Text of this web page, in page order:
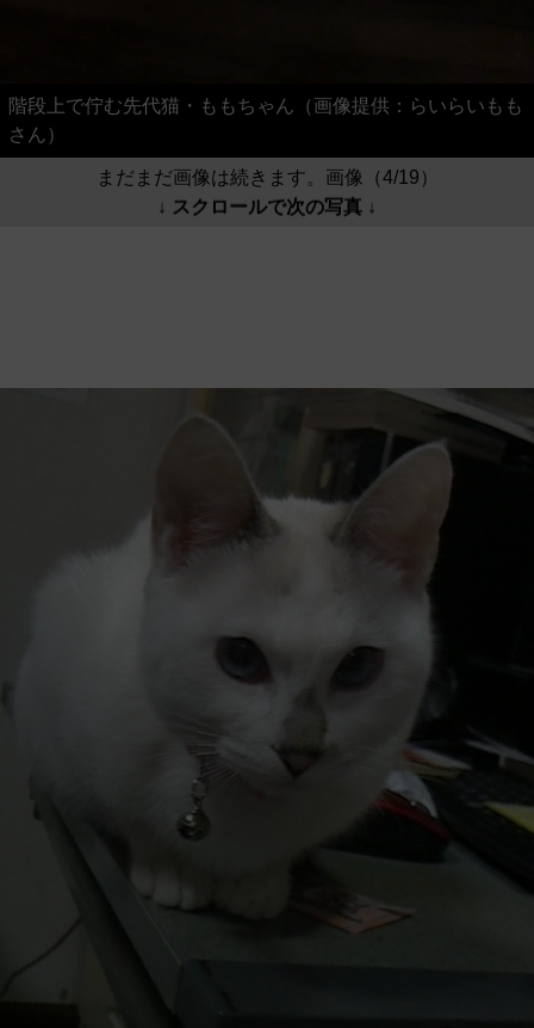
階段上で佇む先代猫・ももちゃん（画像提供：らいらいもも
さん）
まだまだ画像は続きます。画像（4/19）
↓ スクロールで次の写真 ↓